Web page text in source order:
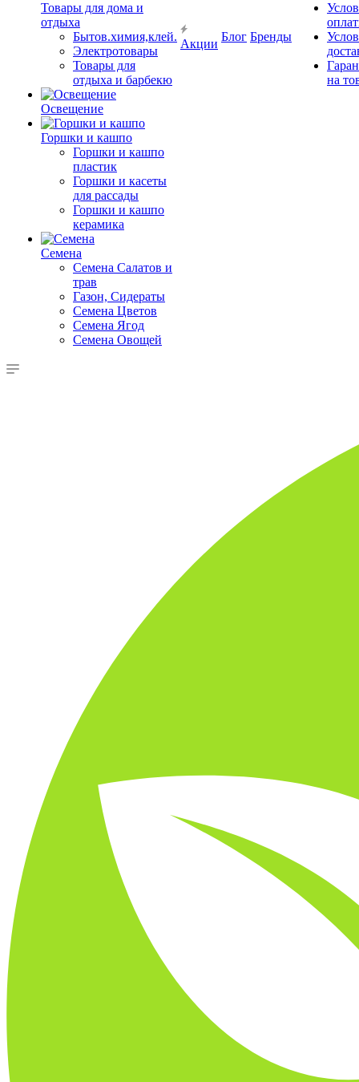
Товары для дома и
отдыха
Бытов.химия,клей.
Электротовары
Товары для
отдыха и барбекю
Освещение
Горшки и кашпо
Горшки и кашпо
пластик
Горшки и касеты
для рассады
Горшки и кашпо
керамика
Семена
Семена Салатов и
трав
Газон, Сидераты
Семена Цветов
Семена Ягод
Семена Овощей
Акции
Блог Бренды
на